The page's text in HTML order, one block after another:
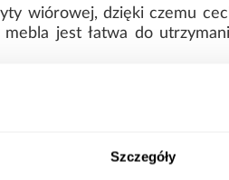
Szczegóły
wiórowej, dzięki czemu
jest łatwa do
i stabilnej